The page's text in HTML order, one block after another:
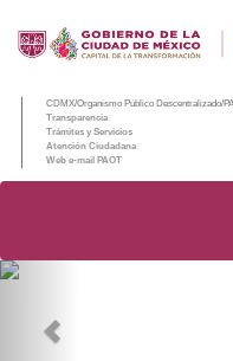
CDMX/Organismo Público Descentralizado/
Transparencia
Trámites y Servicios
Atención Ciudadana
Web e-mail PAOT